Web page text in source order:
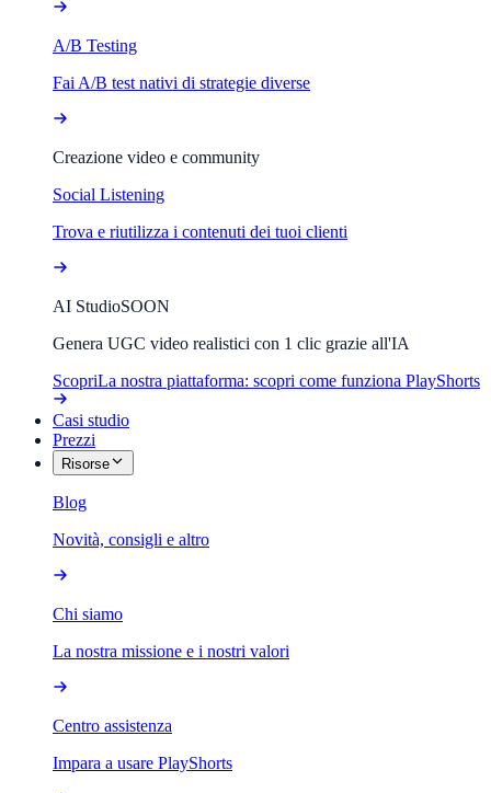
A/B Testing
Fai A/B test nativi di strategie diverse
Creazione video e community
Social Listening
Trova e riutilizza i contenuti dei tuoi clienti
AI StudioSOON
Genera UGC video realistici con 1 clic grazie all'IA
ScopriLa nostra piattaforma: scopri come funziona PlayShorts
Casi studio
Prezzi
Risorse
Blog
Novità, consigli e altro
Chi siamo
La nostra missione e i nostri valori
Centro assistenza
Impara a usare PlayShorts